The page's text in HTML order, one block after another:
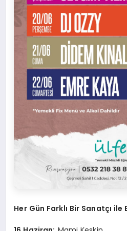
Her Gün Farklı Bir Sanatçı